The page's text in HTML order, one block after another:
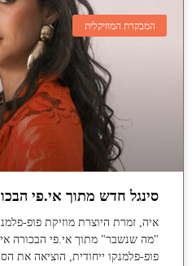
המבקרת המוזיקלית
סינגל חדש מתוך אי.פי
איה, זמרת היוצרת מוזיקת פופ-
"מה שנשבר" מתוך אי.פי הבכורה
פופ-פלמנקו ייחודית, הוציאה את